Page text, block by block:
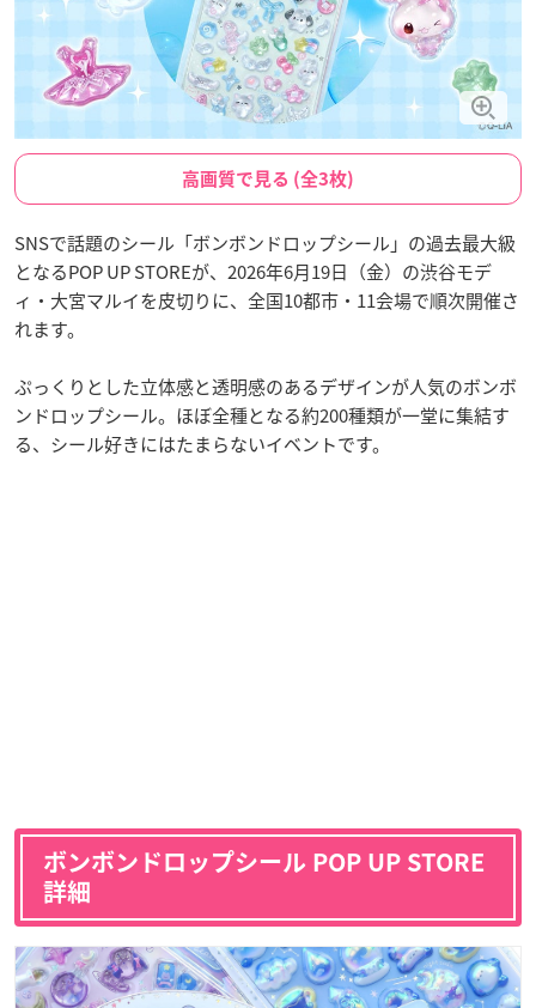
高画質で見る (全3枚)
SNSで話題のシール「ボンボンドロップシール」の過去最大級
となるPOP UP STOREが、2026年6月19日（金）の渋谷モデ
ィ・大宮マルイを皮切りに、全国10都市・11会場で順次開催さ
れます。
ぷっくりとした立体感と透明感のあるデザインが人気のボンボ
ンドロップシール。ほぼ全種となる約200種類が一堂に集結す
る、シール好きにはたまらないイベントです。
ボンボンドロップシール POP UP STORE
詳細